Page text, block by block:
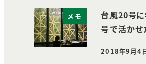
メモ
台風20号
号で活かせ
投稿日
2018年9月4